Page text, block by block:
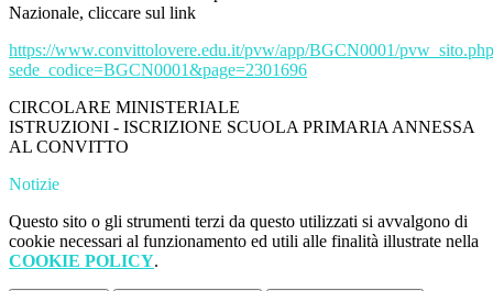
Nazionale, cliccare sul link
https://www.convittolovere.edu.it/pvw/app/BGCN0001/
sede_codice=BGCN0001&page=2301696
CIRCOLARE MINISTERIALE
ISTRUZIONI - ISCRIZIONE SCUOLA PRIMARIA ANNESSA
AL CONVITTO
Notizie
Questo sito o gli strumenti terzi da questo utilizzati si avvalgono di
cookie necessari al funzionamento ed utili alle finalità illustrate nella
COOKIE POLICY.